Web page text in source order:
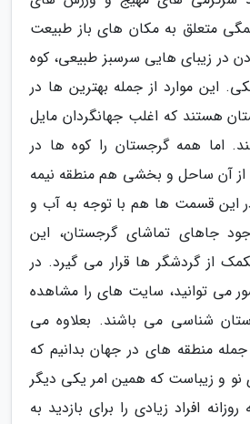
متعلق به مکان های باز طبیعت
در زیبای هایی سرسبز طبیعی، کوه
این موارد از جمله بهترین ها در
هستند که اغلب جهانگردان مایل
اما همه گرجستان را کوه ها در
از آن ساحل و بخشی هم منطقه نیمه
این قسمت ها هم با توجه به آب و
جاهای تماشای گرجستان، این
از گردشگر ها قرار می گیرد. در
می توانید، سایت های را مشاهده
شناسی می باشند. بعلاوه می
جمله منطقه های در جهان بدانیم که
نو و زیباست که همین امر یکی دیگر
افراد زیادی را برای بازدید به